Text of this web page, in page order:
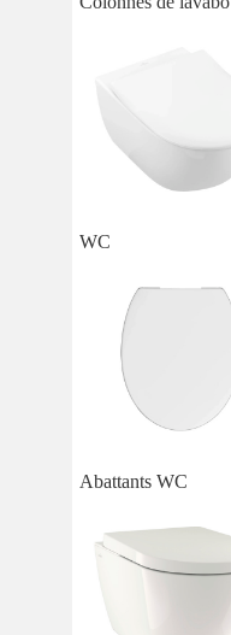
WC
Abattants WC